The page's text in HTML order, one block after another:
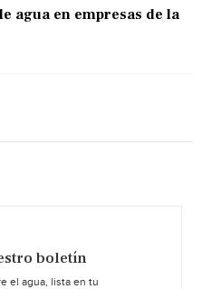
agua en empresas de la
boletín
el agua, lista en tu